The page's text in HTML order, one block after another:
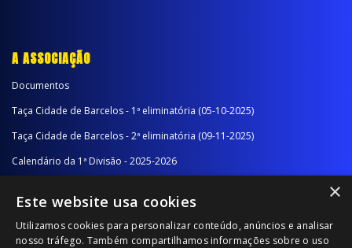
A ASSOCIAÇÃO
Documentos
Taça Cidade de Barcelos - 1ª eliminatória (05-10-2025)
Taça Cidade de Barcelos - 2ª eliminatória (09-11-2025)
Calendário da 1ª Divisão - 2025-2026
Calendário da 2ª Divisão - Série B - 2025-2026
Calendário da Época
×
Este website usa cookies
Utilizamos cookies para personalizar conteúdo, anúncios e analisar
nosso tráfego. Também compartilhamos informações sobre o uso